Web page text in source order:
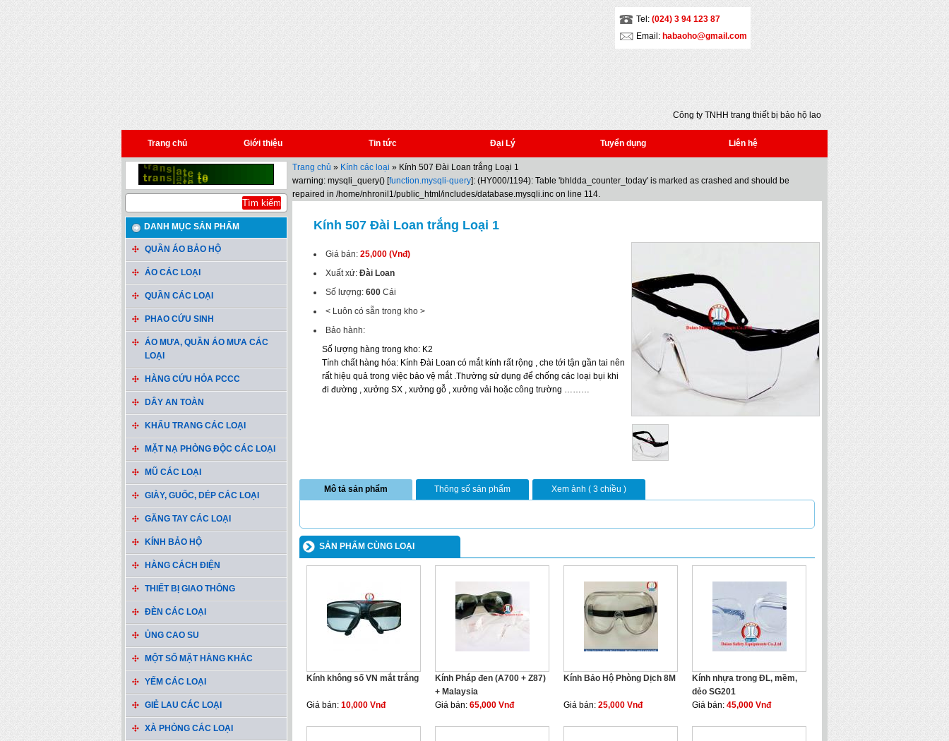
Tel: (024) 3 94 123 87
Email: habaoho@gmail.com
Công ty TNHH trang thiết bị bảo hộ lao động
Đại An - Địa chỉ: Số 5 - Yết Kiêu - Quận Hai Bà
Trưng - Hà Nội - Tel: (024) 3 941 2386 * Fax:
(024) 3 941 2386 * Email:
Trang chủ Giới thiệu Tin tức Đại Lý Tuyển dụng Liên hệ
DANH MỤC SẢN PHẨM
QUẦN ÁO BẢO HỘ
ÁO CÁC LOẠI
QUẦN CÁC LOẠI
PHAO CỨU SINH
ÁO MƯA, QUẦN ÁO MƯA CÁC
LOẠI
HÀNG CỨU HỎA PCCC
DÂY AN TOÀN
KHẨU TRANG CÁC LOẠI
MẶT NẠ PHÒNG ĐỘC CÁC LOẠI
MŨ CÁC LOẠI
GIÀY, GUỐC, DÉP CÁC LOẠI
GĂNG TAY CÁC LOẠI
KÍNH BẢO HỘ
HÀNG CÁCH ĐIỆN
THIẾT BỊ GIAO THÔNG
ĐÈN CÁC LOẠI
ỦNG CAO SU
MỘT SỐ MẶT HÀNG KHÁC
YẾM CÁC LOẠI
GIẺ LAU CÁC LOẠI
XÀ PHÒNG CÁC LOẠI
Trang chủ » Kính các loại » Kính 507 Đài Loan trắng Loại 1
warning: mysqli_query() [function.mysqli-query]: (HY000/1194): Table 'bhldda_counter_today' is marked as crashed and should be
repaired in /home/nhronil1/public_html/includes/database.mysqli.inc on line 114.
Kính 507 Đài Loan trắng Loại 1
Giá bán: 25,000 (Vnđ)
Xuất xứ: Đài Loan
Số lượng: 600 Cái
< Luôn có sẵn trong kho >
Bảo hành:
Số lượng hàng trong kho: K2
Tính chất hàng hóa: Kính Đài Loan có mắt kính rất rộng , che tới tận gần tai nên
rất hiệu quả trong việc bảo vệ mắt .Thường sử dụng để chống các loại bụi khi
đi đường , xưởng SX , xưởng gỗ , xưởng vải hoặc công trường ………
Mô tả sản phẩm Thông số sản phẩm Xem ảnh ( 3 chiều )
SẢN PHẨM CÙNG LOẠI
Kính không số VN mắt trắng
Giá bán: 10,000 Vnđ
Kính Pháp đen (A700 + Z87)
+ Malaysia
Giá bán: 65,000 Vnđ
Kính Bảo Hộ Phòng Dịch 8M
Giá bán: 25,000 Vnđ
Kính nhựa trong ĐL, mềm,
dẻo SG201
Giá bán: 45,000 Vnđ